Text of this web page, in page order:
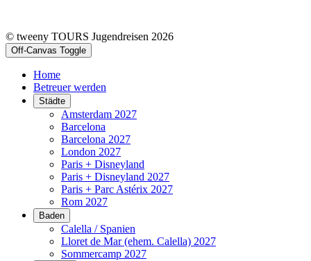
© tweeny TOURS Jugendreisen 2026
Off-Canvas Toggle
Home
Betreuer werden
Städte
Amsterdam 2027
Barcelona
Barcelona 2027
London 2027
Paris + Disneyland
Paris + Disneyland 2027
Paris + Parc Astérix 2027
Rom 2027
Baden
Calella / Spanien
Lloret de Mar (ehem. Calella) 2027
Sommercamp 2027